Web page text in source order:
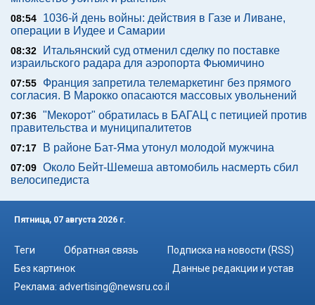
08:54
1036-й день войны: действия в Газе и Ливане,
операции в Иудее и Самарии
08:32
Итальянский суд отменил сделку по поставке
израильского радара для аэропорта Фьюмичино
07:55
Франция запретила телемаркетинг без прямого
согласия. В Марокко опасаются массовых увольнений
07:36 "Мекорот" обратилась в БАГАЦ с петицией против
правительства и муниципалитетов
07:17 В районе Бат-Яма утонул молодой мужчина
07:09 Около Бейт-Шемеша автомобиль насмерть сбил
велосипедиста
Пятница, 07 августа 2026 г.
Теги Обратная связь
Подписка на новости (RSS)
Без картинок
Данные редакции и устав
Реклама: advertising@newsru.co.il